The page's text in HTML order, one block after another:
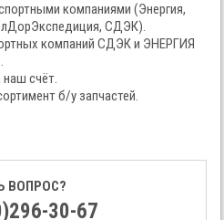
компаниями (Энергия,
СДЭК).
компаний СДЭК и ЭНЕРГИЯ
наш счёт.
б/у запчастей.
ВОПРОС?
30-67